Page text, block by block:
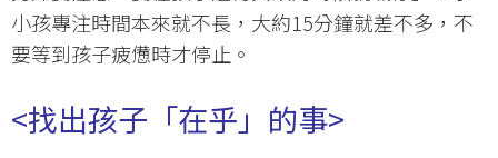
小孩專注時間本來就不長，大約15分鐘就差不多，不
要等到孩子疲憊時才停止。
<找出孩子「在乎」的事>